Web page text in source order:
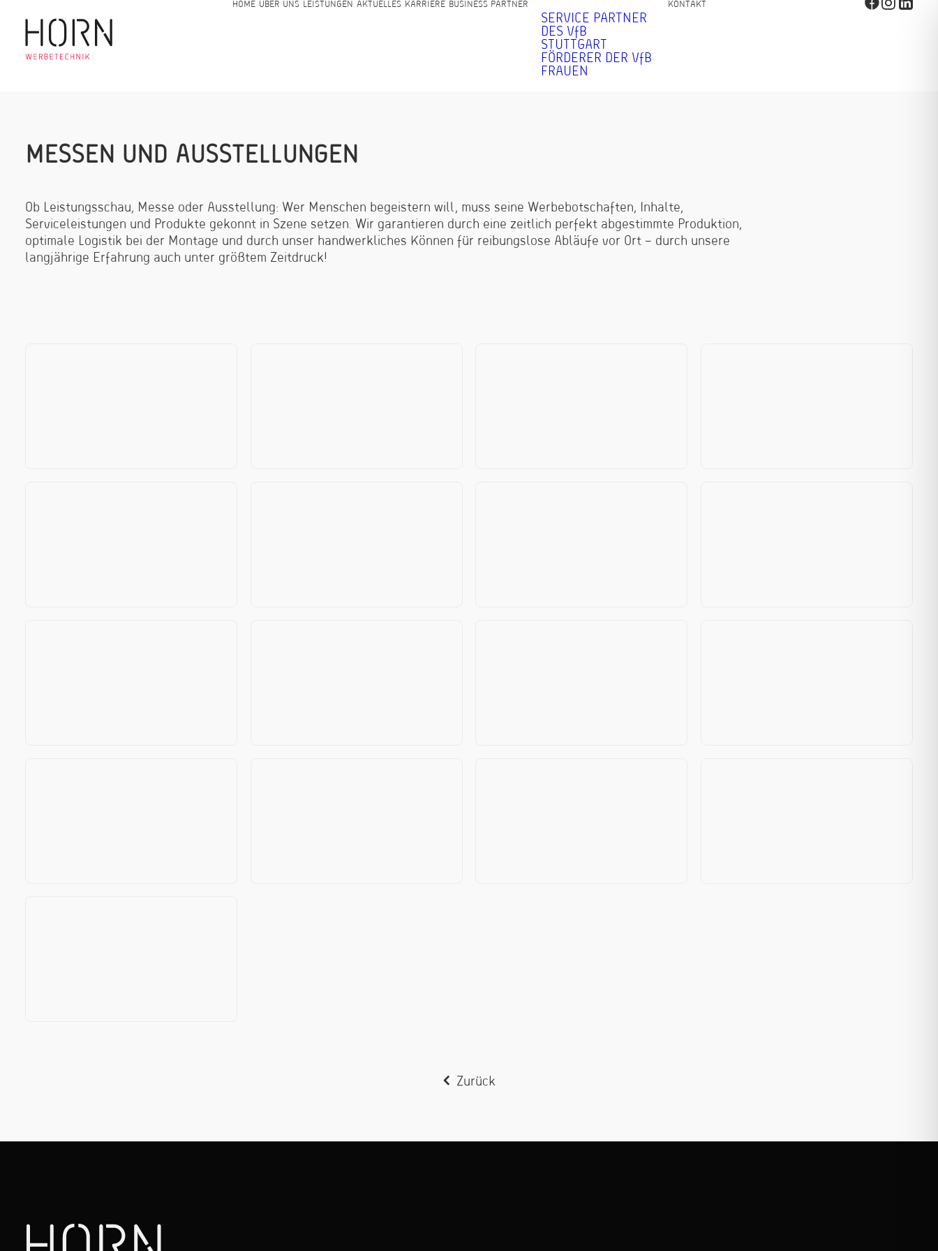
HOME ÜBER UNS LEISTUNGEN AKTUELLES KARRIERE BUSINESS PARTNER
SERVICE PARTNER
DES VfB
STUTTGART
FÖRDERER DER VfB
FRAUEN
KONTAKT
MESSEN UND AUSST ELLUNGEN
Ob Leistungsschau, Messe oder Ausstellung: Wer Menschen begeistern will, muss seine Werbebotschaften, Inhalte,
Serviceleistungen und Produkte gekonnt in Szene setzen. Wir garantieren durch eine zeitlich perfekt abgestimmte Produktion,
optimale Logistik bei der Montage und durch unser handwerkliches Können für reibungslose Abläufe vor Ort – durch unsere
langjährige Erfahrung auch unter größtem Zeitdruck!
Zurück